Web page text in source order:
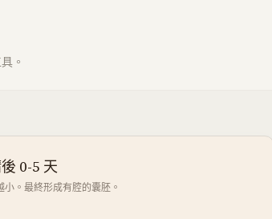
。
0-5 天
。最終形成有腔的囊胚。